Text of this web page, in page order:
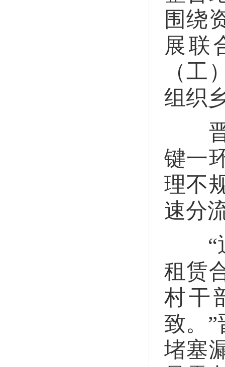
围绕
展联
（工
组织
晋
键一
理不
速分
“通
租赁
村干
致。
堵塞